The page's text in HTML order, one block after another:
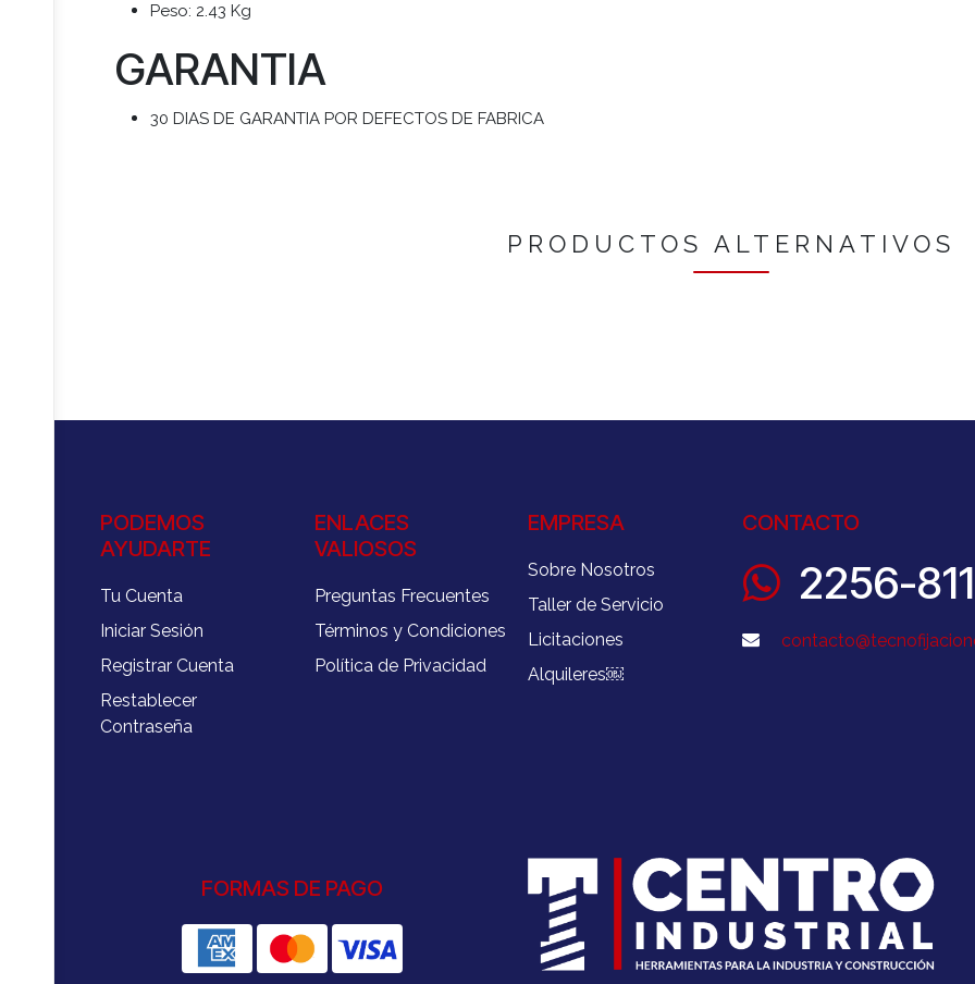
Peso: 2.43 Kg
GARANTIA
30 DIAS DE GARANTIA POR DEFECTOS DE FABRICA
PRODUCTOS ALTERNATIVOS
PODEMOS
AYUDARTE
Tu Cuenta
Iniciar Sesión
Registrar Cuenta
Restablecer
Contraseña
ENLACES
VALIOSOS
Preguntas Frecuentes
Términos y Condiciones
Política de Privacidad
EMPRESA
Sobre Nosotros
Taller de Servicio
Licitaciones
Alquileres￼
CONTACTO
2256-
FORMAS DE PAGO